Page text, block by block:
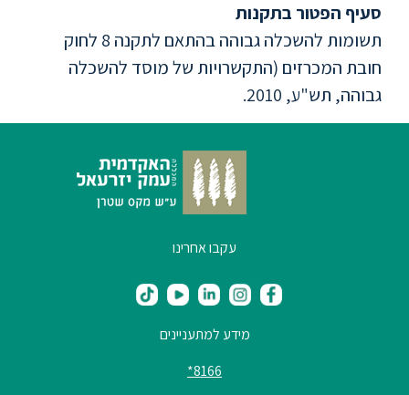
סטודנטים
בוגרים
סעיף הפטור בתקנות
תשומות להשכלה גבוהה בהתאם לתקנה 8 לחוק
חובת המכרזים (התקשרויות של מוסד להשכלה
גבוהה, תש"ע, 2010.
עקבו אחרינו
מידע למתעניינים
8166*